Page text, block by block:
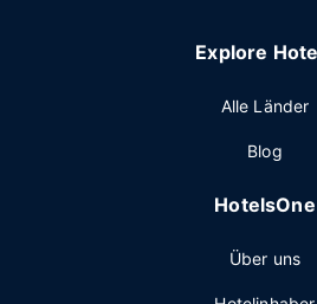
Explore
Alle Länder
Blog
HotelsOne
Über uns